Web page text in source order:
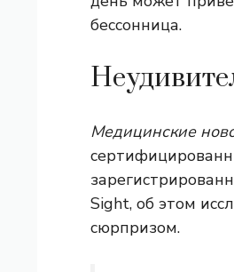
бессонница.
Медицинские
Sight, об этом
сюрпризом.